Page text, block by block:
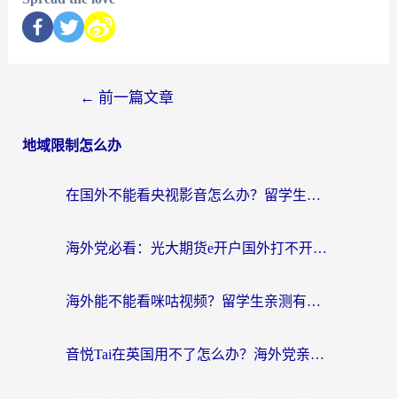
← 前一篇文章
地域限制怎么办
在国外不能看央视影音怎么办？留学生亲测的追剧自由指南
海外党必看：光大期货e开户国外打不开？用对回国加速器，追剧听歌看B站全搞定！
海外能不能看咪咕视频？留学生亲测有效的回国加速器选择指南
音悦Tai在英国用不了怎么办？海外党亲测有效的回国加速方案来了